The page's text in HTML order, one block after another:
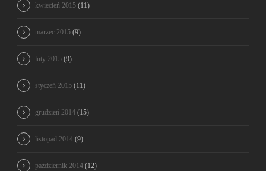
kwiecień 2015 (11)
marzec 2015 (9)
luty 2015 (9)
styczeń 2015 (11)
grudzień 2014 (15)
listopad 2014 (9)
październik 2014 (12)